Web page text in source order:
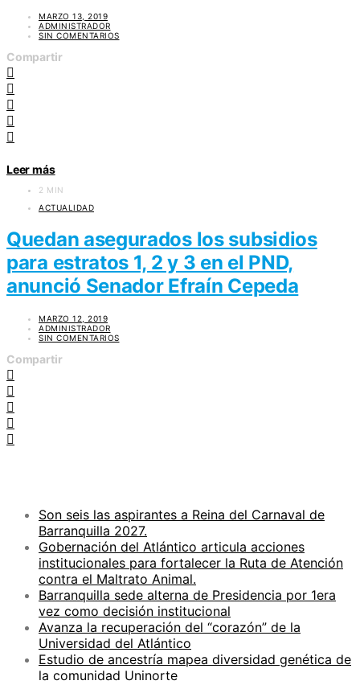
MARZO 13, 2019
ADMINISTRADOR
SIN COMENTARIOS
Compartir
Leer más
2 MIN
ACTUALIDAD
Quedan asegurados los subsidios
para estratos 1, 2 y 3 en el PND,
anunció Senador Efraín Cepeda
MARZO 12, 2019
ADMINISTRADOR
SIN COMENTARIOS
Compartir
Son seis las aspirantes a Reina del Carnaval de
Barranquilla 2027.
Gobernación del Atlántico articula acciones
institucionales para fortalecer la Ruta de Atención
contra el Maltrato Animal.
Barranquilla sede alterna de Presidencia por 1era
vez como decisión institucional
Avanza la recuperación del “corazón” de la
Universidad del Atlántico
Estudio de ancestría mapea diversidad genética de
la comunidad Uninorte